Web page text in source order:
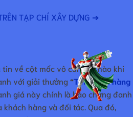
TẠP CHÍ XÂY DỰNG ➔
về cột mốc vô cùng tự hào khi
với giải thưởng“Tín nhiệm hàng
giá này chính là bảo chứng đanh
hàng và đối tác. Qua đó,